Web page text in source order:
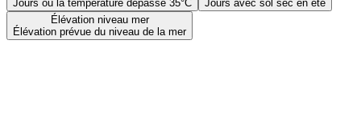
Jours où la température dépasse 35°C
Jours avec sol sec en été
Élévation niveau mer
Élévation prévue du niveau de la mer